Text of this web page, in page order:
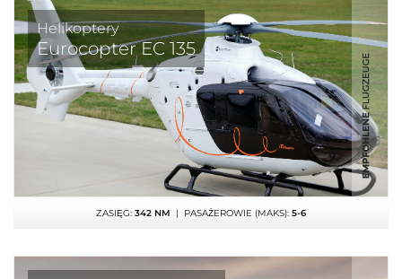
Helikoptery
Eurocopter EC 135
ZASIĘG: 342 NM | PASAŻEROWIE (MAKS): 5-6